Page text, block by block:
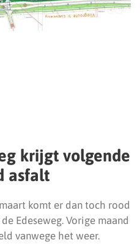
krijgt volgende
asfalt
komt er dan toch rood
Edeseweg. Vorige maand
vanwege het weer.